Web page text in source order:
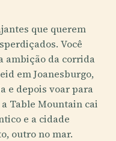
que querem
Você
ambição da corrida
em Joanesburgo,
e depois voar para
Table Mountain cai
e a cidade
outro no mar.